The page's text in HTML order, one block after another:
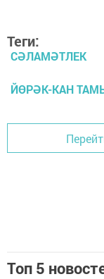
Теги:
СӘЛАМӘТЛЕК
ЙӨРӘК-КАН
Топ 5